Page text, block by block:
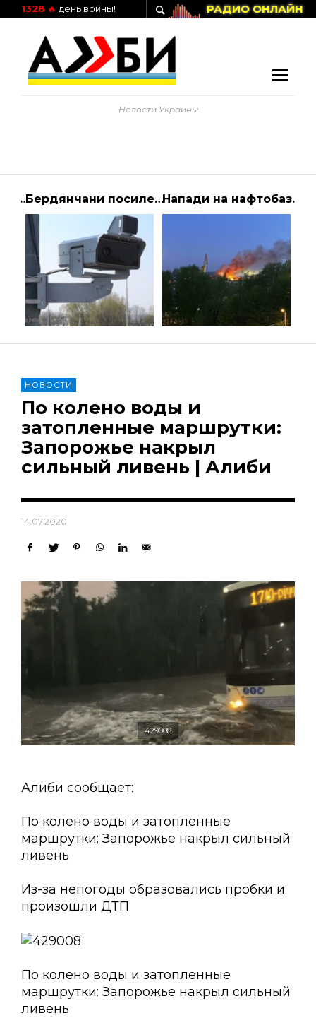
РАДИО ОНЛАЙН
1328 🔥 день войны!
Новости Украины
Володимир Зеленський, Олаф Шольц та Еммануель Макрон домовилися докласти всіх … | АЛИБИ Бердянчани посилено стежать за мешканцями: чим вони користуються – Федоров Напади на нафтобази у Виборзі в РФ: стало відомо, хто і з чим атакував об’єкти
НОВОСТИ
По колено воды и
затопленные маршрутки:
Запорожье накрыл
сильный ливень | Алиби
14.07.2020
429008
Алиби сообщает:
По колено воды и затопленные
маршрутки: Запорожье накрыл сильный
ливень
Из-за непогоды образовались пробки и
произошли ДТП
По колено воды и затопленные
маршрутки: Запорожье накрыл сильный
ливень